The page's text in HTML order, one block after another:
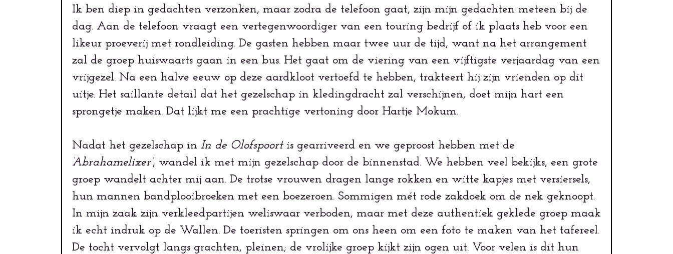
Ik ben diep in gedachten verzonken, maar zodra de telefoon gaat, zijn mijn gedachten meteen bij de
dag. Aan de telefoon vraagt een vertegenwoordiger van een touring bedrijf of ik plaats heb voor een
likeur proeverij met rondleiding. De gasten hebben maar twee uur de tijd, want na het arrangement
zal de groep huiswaarts gaan in een bus. Het gaat om de viering van een vijftigste verjaardag van een
vrijgezel. Na een halve eeuw op deze aardkloot vertoefd te hebben, trakteert hij zijn vrienden op dit
uitje. Het saillante detail dat het gezelschap in kledingdracht zal verschijnen, doet mijn hart een
sprongetje maken. Dat lijkt me een prachtige vertoning door Hartje Mokum.
Nadat het gezelschap in In de Olofspoort is gearriveerd en we geproost hebben met de
‘Abrahamelixer’, wandel ik met mijn gezelschap door de binnenstad. We hebben veel bekijks, een grote
groep wandelt achter mij aan. De trotse vrouwen dragen lange rokken en witte kapjes met versiersels,
hun mannen bandplooibroeken met een boezeroen. Sommigen mét rode zakdoek om de nek geknoopt.
In mijn zaak zijn verkleedpartijen weliswaar verboden, maar met deze authentiek geklede groep maak
ik echt indruk op de Wallen. De toeristen springen om ons heen om een foto te maken van het tafereel.
De tocht vervolgt langs grachten, pleinen; de vrolijke groep kijkt zijn ogen uit. Voor velen is dit hun